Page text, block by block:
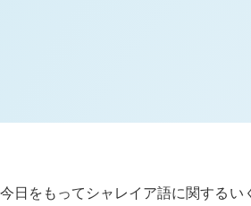
今日をもってシャレイア語に関する